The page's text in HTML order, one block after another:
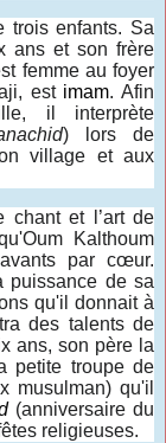
trois enfants. Sa
ans et son frère
femme au foyer
estimam. Afin
il interprète
) lors de
village et aux
chant et l’art de
Kalthoum
par cœur.
puissance de sa
qu'il donnait à
des talents de
ans, son père la
petite troupe de
musulman) qu'il
(anniversaire du
religieuses.